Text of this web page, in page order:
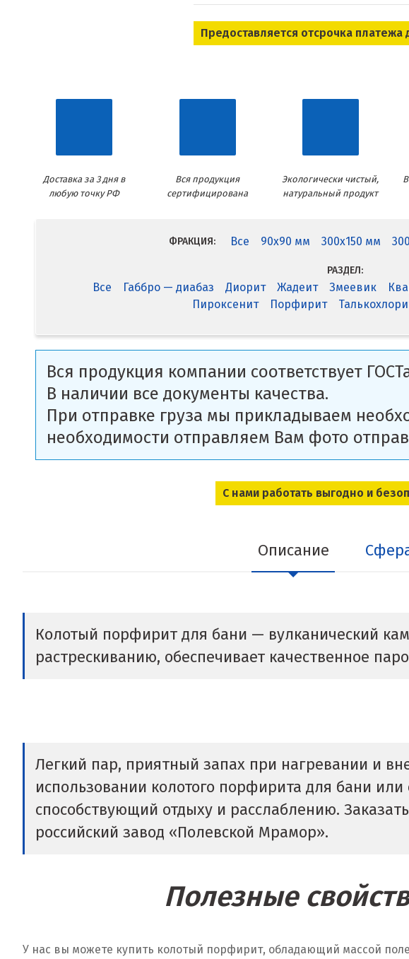
Предоставляется отсрочка платежа
Доставка за 3 дня в
любую точку РФ
Вся продукция
сертифицирована
Экологически чистый,
натуральный продукт
ФРАКЦИЯ: Все 90x90 мм 300x150 мм
РАЗДЕЛ:
Все Габбро — диабаз Диорит Жадеит Змеевик
Пироксенит
Порфирит
Вся продукция компании соответствует
В наличии все документы качества.
При отправке груза мы прикладываем
необходимости отправляем Вам фото
С нами работать выгодно и
Описание
Колотый порфирит для бани — вулканический
растрескиванию, обеспечивает качественное
Легкий пар, приятный запах при нагревании и
использовании колотого порфирита для бани
способствующий отдыху и расслаблению.
российский завод «Полевской Мрамор».
Полезные
У нас вы можете купить колотый порфирит, обладающий массой